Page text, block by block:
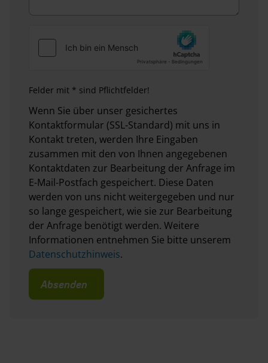
Felder mit * sind Pflichtfelder!
Wenn Sie über unser gesichertes
Kontaktformular (SSL-Standard) mit uns in
Kontakt treten, werden Ihre Eingaben
zusammen mit den von Ihnen angegebenen
Kontaktdaten zur Bearbeitung der Anfrage im
E-Mail-Postfach gespeichert. Diese Daten
werden von uns nicht weitergegeben und nur
so lange gespeichert, wie sie zur Bearbeitung
der Anfrage benötigt werden. Weitere
Informationen entnehmen Sie bitte unserem
Datenschutzhinweis.
Absenden